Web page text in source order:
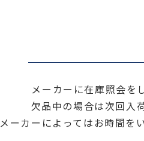
メーカーに在庫照会を
欠品中の場合は次回入
メーカーによってはお時間を